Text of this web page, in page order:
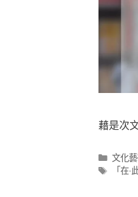
藉是次
文化
「在